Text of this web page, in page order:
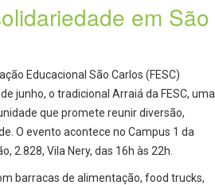
em São
Educacional São Carlos (FESC)
junho, o tradicional Arraiá da FESC, uma
que promete reunir diversão,
O evento acontece no Campus 1 da
2.828, Vila Nery, das 16h às 22h.
barracas de alimentação, food trucks,